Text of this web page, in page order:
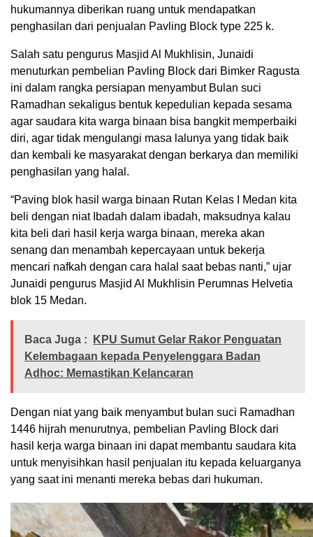
hukumannya diberikan ruang untuk mendapatkan
penghasilan dari penjualan Pavling Block type 225 k.
Salah satu pengurus Masjid Al Mukhlisin, Junaidi
menuturkan pembelian Pavling Block dari Bimker Ragusta
ini dalam rangka persiapan menyambut Bulan suci
Ramadhan sekaligus bentuk kepedulian kepada sesama
agar saudara kita warga binaan bisa bangkit memperbaiki
diri, agar tidak mengulangi masa lalunya yang tidak baik
dan kembali ke masyarakat dengan berkarya dan memiliki
penghasilan yang halal.
“Paving blok hasil warga binaan Rutan Kelas I Medan kita
beli dengan niat Ibadah dalam ibadah, maksudnya kalau
kita beli dari hasil kerja warga binaan, mereka akan
senang dan menambah kepercayaan untuk bekerja
mencari nafkah dengan cara halal saat bebas nanti,” ujar
Junaidi pengurus Masjid Al Mukhlisin Perumnas Helvetia
blok 15 Medan.
Baca Juga :
KPU Sumut Gelar Rakor Penguatan
Kelembagaan kepada Penyelenggara Badan
Adhoc: Memastikan Kelancaran
Dengan niat yang baik menyambut bulan suci Ramadhan
1446 hijrah menurutnya, pembelian Pavling Block dari
hasil kerja warga binaan ini dapat membantu saudara kita
untuk menyisihkan hasil penjualan itu kepada keluarganya
yang saat ini menanti mereka bebas dari hukuman.